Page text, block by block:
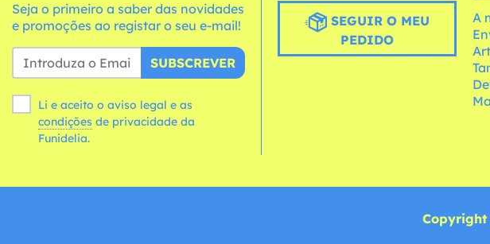
Seja o primeiro a saber das novidades
e promoções ao registar o seu e-mail!
SUBSCREVER
Li e aceito o aviso legal e as
condições
Funidelia.
SEGUIR O MEU
PEDIDO
A
Copyright